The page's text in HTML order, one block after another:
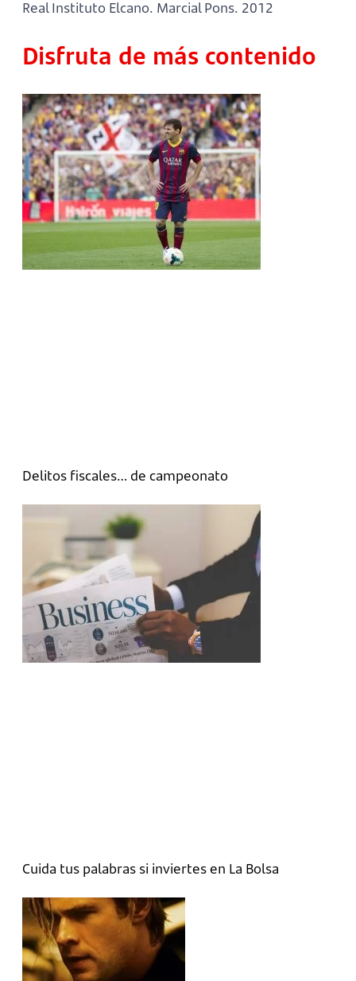
Real Instituto Elcano. Marcial Pons. 2012
Disfruta de más contenido
Delitos fiscales… de campeonato
Cuida tus palabras si inviertes en La Bolsa